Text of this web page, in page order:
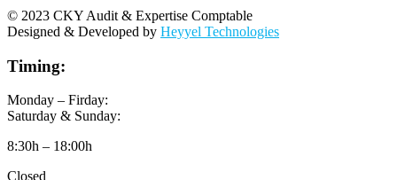
© 2023 CKY Audit & Expertise Comptable
Designed & Developed by Heyyel Technologies
Timing:
Monday – Firday:
Saturday & Sunday:
8:30h – 18:00h
Closed